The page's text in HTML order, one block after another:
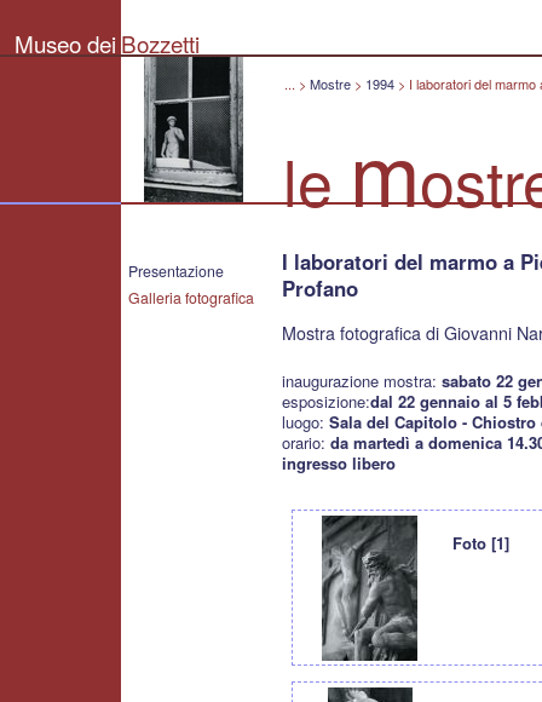
Bozzetti
"Pierluigi
Museo dei Bozzetti
Presentazione
Galleria fotografica
... > Mostre > 1994 > I laboratori del
lem
I laboratori del marmo a
Profano
Mostra fotografica di Giovanni
inaugurazione mostra: sabato 22
esposizione:dal 22 gennaio al 5
luogo: Sala del Capitolo -
orario: da martedì a domenica
ingresso libero
Foto [1]